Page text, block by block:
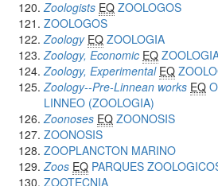
Zoologists EQ ZOOLOGOS
ZOOLOGOS
Zoology EQ ZOOLOGIA
Zoology, Economic EQ
Zoology, Experimental EQ
Zoology--Pre-Linnean works EQ
LINNEO (ZOOLOGIA)
Zoonoses EQ ZOONOSIS
ZOONOSIS
ZOOPLANCTON MARINO
Zoos EQ PARQUES
ZOOTECNIA